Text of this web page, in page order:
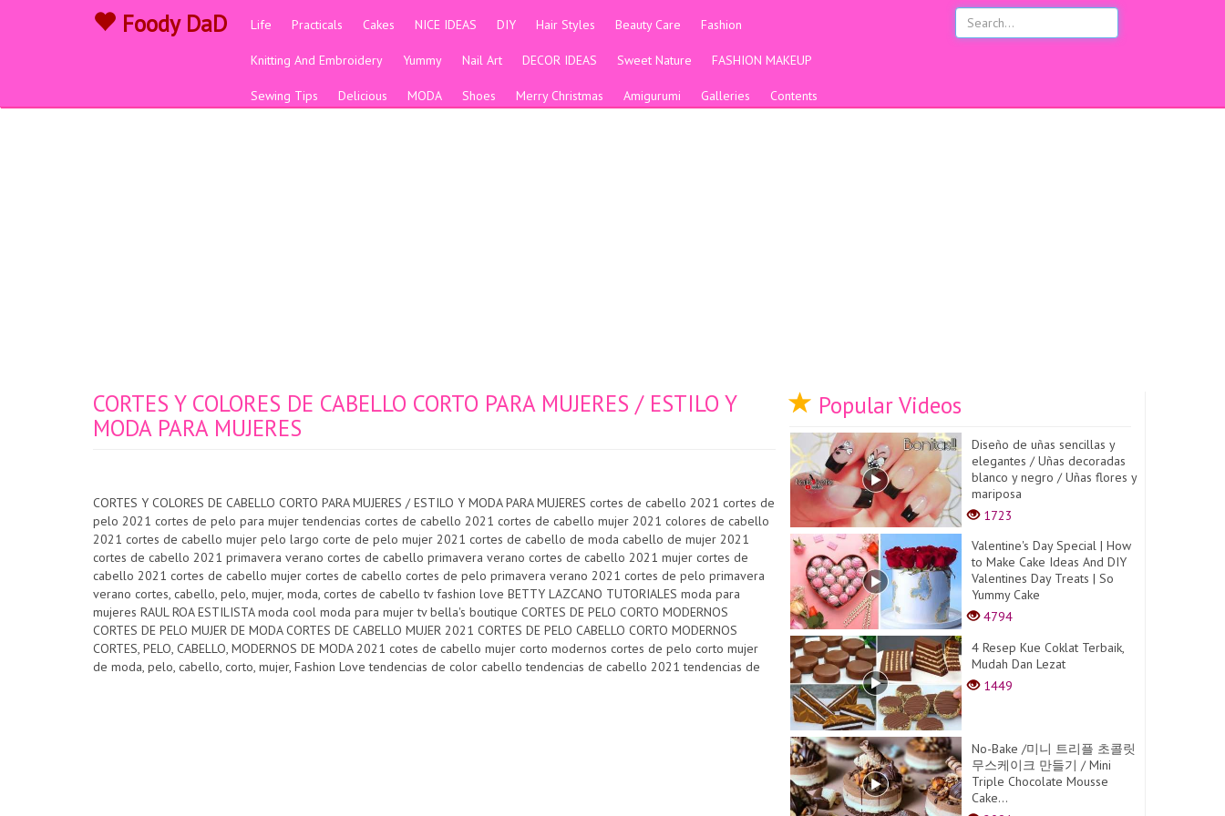
Foody DaD Life Practicals Cakes NICE IDEAS DIY Hair Styles Beauty Care Fashion
Knitting And Embroidery Yummy Nail Art DECOR IDEAS Sweet Nature FASHION MAKEUP
Sewing Tips Delicious MODA Shoes Merry Christmas Amigurumi Galleries Contents
CORTES Y COLORES DE CABELLO CORTO PARA MUJERES / ESTILO Y
MODA PARA MUJERES
CORTES Y COLORES DE CABELLO CORTO PARA MUJERES / ESTILO Y MODA PARA MUJERES cortes de cabello 2021 cortes de
pelo 2021 cortes de pelo para mujer tendencias cortes de cabello 2021 cortes de cabello mujer 2021 colores de cabello
2021 cortes de cabello mujer pelo largo corte de pelo mujer 2021 cortes de cabello de moda cabello de mujer 2021
cortes de cabello 2021 primavera verano cortes de cabello primavera verano cortes de cabello 2021 mujer cortes de
cabello 2021 cortes de cabello mujer cortes de cabello cortes de pelo primavera verano 2021 cortes de pelo primavera
verano cortes, cabello, pelo, mujer, moda, cortes de cabello tv fashion love BETTY LAZCANO TUTORIALES moda para
mujeres RAUL ROA ESTILISTA moda cool moda para mujer tv bella's boutique CORTES DE PELO CORTO MODERNOS
CORTES DE PELO MUJER DE MODA CORTES DE CABELLO MUJER 2021 CORTES DE PELO CABELLO CORTO MODERNOS
CORTES, PELO, CABELLO, MODERNOS DE MODA 2021 cotes de cabello mujer corto modernos cortes de pelo corto mujer
de moda, pelo, cabello, corto, mujer, Fashion Love tendencias de color cabello tendencias de cabello 2021 tendencias de
Popular Videos
Diseño de uñas sencillas y
elegantes / Uñas decoradas
blanco y negro / Uñas flores y
mariposa
1723
Valentine's Day Special | How
to Make Cake Ideas And DIY
Valentines Day Treats | So
Yummy Cake
4794
4 Resep Kue Coklat Terbaik,
Mudah Dan Lezat
1449
No-Bake /미니 트리플 초콜릿
무스케이크 만들기 / Mini
Triple Chocolate Mousse
Cake...